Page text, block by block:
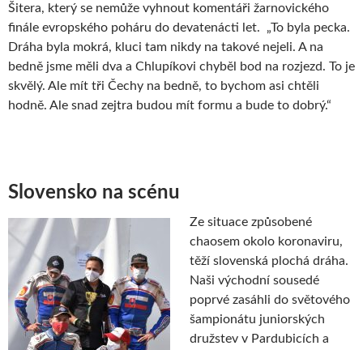
Šitera, který se nemůže vyhnout komentáři žarnovického
finále evropského poháru do devatenácti let. „To byla pecka.
Dráha byla mokrá, kluci tam nikdy na takové nejeli. A na
bedně jsme měli dva a Chlupíkovi chyběl bod na rozjezd. To je
skvělý. Ale mít tři Čechy na bedně, to bychom asi chtěli
hodně. Ale snad zejtra budou mít formu a bude to dobrý.“
Slovensko na scénu
Ze situace způsobené
chaosem okolo koronaviru,
těží slovenská plochá dráha.
Naši východní sousedé
poprvé zasáhli do světového
šampionátu juniorských
družstev v Pardubicích a